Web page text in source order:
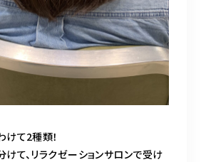
けて2種類！
けて、リラクゼーションサロンで受け